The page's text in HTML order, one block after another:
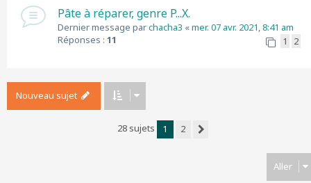
Pâte à réparer, genre P...X.
Dernier message parchacha3 «mer. 07 avr. 2021, 8:41 am
Réponses : 11 1 2
Nouveau sujet
28 sujets 1
2
Aller